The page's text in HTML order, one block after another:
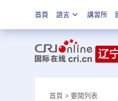
首頁 語言 講習所
首頁 > 要聞列表